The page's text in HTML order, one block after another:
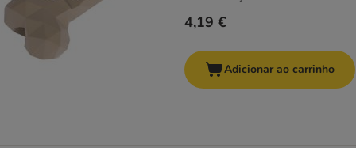
4,19 €
Adicionar ao carrinho